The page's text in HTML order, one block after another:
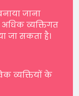
जाना
व्यक्तिगत
जा सकता है।
व्यक्तियों के